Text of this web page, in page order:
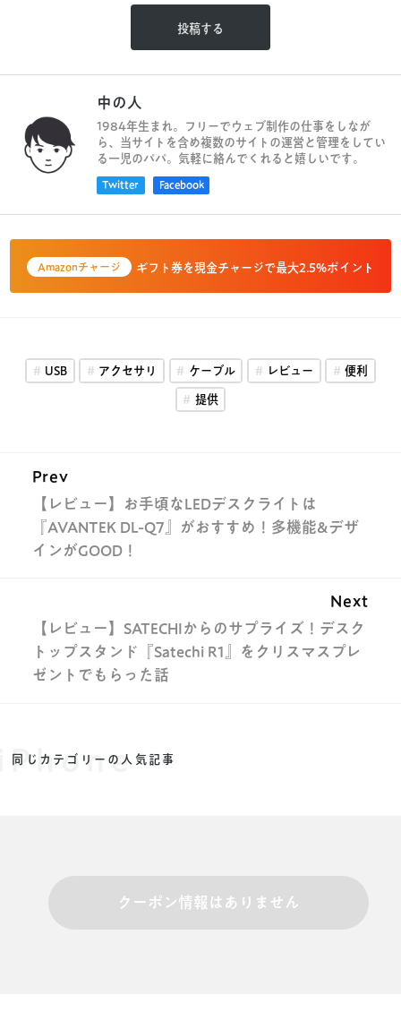
中の人
1984年生まれ。フリーでウェブ制作の仕事をしなが
ら、当サイトを含め複数のサイトの運営と管理をしてい
る一児のパパ。気軽に絡んでくれると嬉しいです。
Twitter Facebook
Amazonチャージ ギフト券を現金チャージで最大2.5%ポイント
USB アクセサリ ケーブル レビュー 便利
提供
Prev
【レビュー】お手頃なLEDデスクライトは
『AVANTEK DL-Q7』がおすすめ！多機能&デザ
インがGOOD！
Next
【レビュー】SATECHIからのサプライズ！デスク
トップスタンド『Satechi R1』をクリスマスプレ
ゼントでもらった話
同じカテゴリーの人気記事
クーポン情報はありません